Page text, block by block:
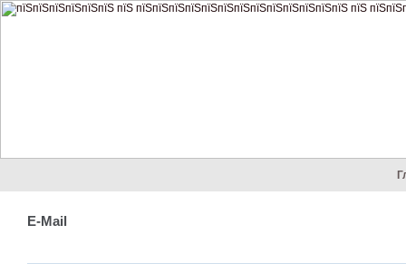
E-Mail